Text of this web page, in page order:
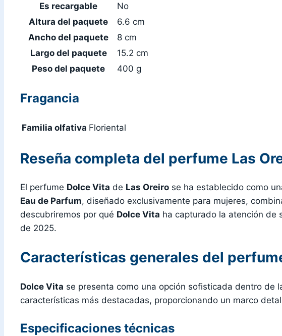
Es recargable
No
Altura del paquete
6.6 cm
Ancho del paquete
8 cm
Largo del paquete
15.2 cm
Peso del paquete
400 g
Fragancia
Familia olfativa Floriental
Reseña completa del perfume Las
El perfume Dolce Vita de Las Oreiro se ha establecido como
Eau de Parfum, diseñado exclusivamente para mujeres,
descubriremos por qué Dolce Vita ha capturado la atención de
de 2025.
Características generales del
Dolce Vita se presenta como una opción sofisticada dentro de
características más destacadas, proporcionando un marco
Especificaciones técnicas